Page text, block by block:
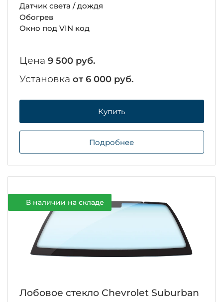
Датчик света / дождя
Обогрев
Окно под VIN код
Цена 9 500 руб.
Установка от 6 000 руб.
Купить
Подробнее
В наличии на складе
Лобовое стекло Chevrolet Suburban